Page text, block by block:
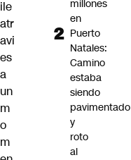
ile
atr
avi
es
a
un
m
o
m
millones
en
Puerto
Natales:
Camino
estaba
siendo
pavimentado
y
roto
al